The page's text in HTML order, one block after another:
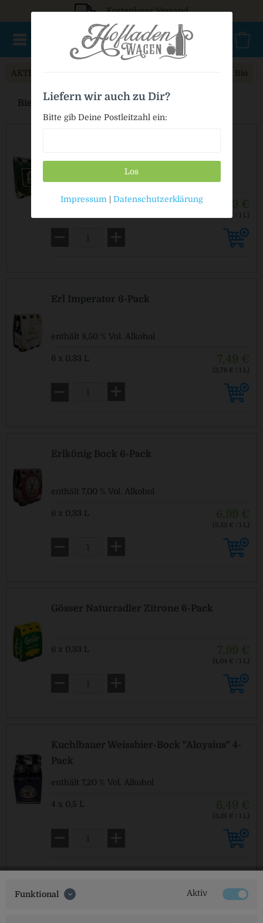
Kostenloser Versand
AKTIONSWARE Bio
Bier 6-Pack & 4-Pack
enthält 5,10 % Vol. Alkohol
6 x 0,33 L 6,99 €
(3,53 € / 1 L)
Erl Imperator 6-Pack
enthält 8,50 % Vol. Alkohol
6 x 0,33 L 7,49 €
(3,78 € / 1 L)
Erlkönig Bock 6-Pack
enthält 7,00 % Vol. Alkohol
6 x 0,33 L 6,99 €
(3,53 € / 1 L)
Gösser Naturradler Zitrone 6-Pack
6 x 0,33 L 7,99 €
(4,04 € / 1 L)
Kuchlbauer Weissbier-Bock "Aloysius" 4-
Pack
enthält 7,20 % Vol. Alkohol
4 x 0,5 L 6,49 €
(3,25 € / 1 L)
Wittmann Natur Radler 6-Pack
Funktional Aktiv
Liefern wir auch zu Dir?
Bitte gib Deine Postleitzahl ein:
Los
Impressum | Datenschutzerklärung